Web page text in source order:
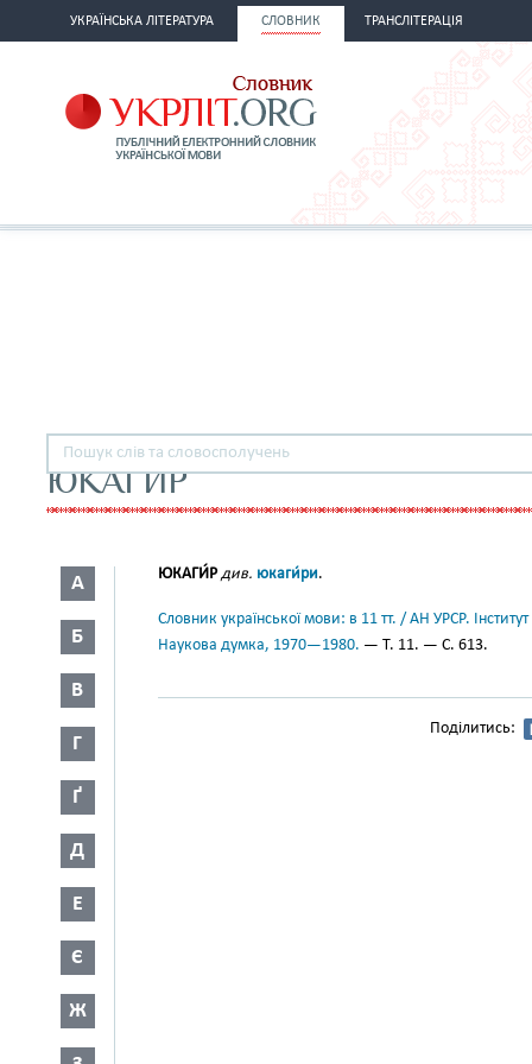
УКРАЇНСЬКА ЛІТЕРАТУРА СЛОВНИК ТРАНСЛІТЕРАЦІЯ
ЮКАГИР
А
Б
В
Г
Ґ
Д
Е
Є
Ж
ЮКАГИ́Р див. юкаги́ри.
Словник української мови: в 11 тт. / АН УРСР.
Наукова думка, 1970—1980. — Т. 11. — С. 613.
Поділитись: